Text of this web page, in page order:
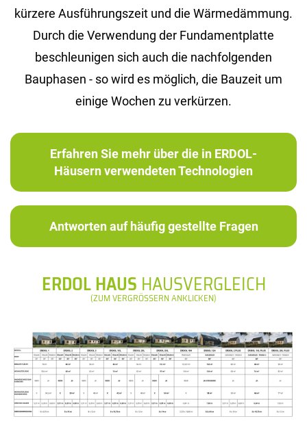
kürzere Ausführungszeit und die Wärmedämmung.
Durch die Verwendung der Fundamentplatte
beschleunigen sich auch die nachfolgenden
Bauphasen - so wird es möglich, die Bauzeit um
einige Wochen zu verkürzen.
Erfahren Sie mehr über die in ERDOL-
Häusern verwendeten Technologien
Antworten auf häufig gestellte Fragen
ERDOL HAUS HAUSVERGLEICH
(ZUM VERGRÖSSERN ANKLICKEN)